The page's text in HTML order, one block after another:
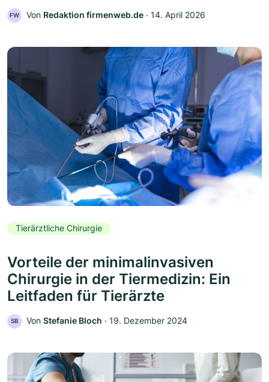
FW Von Redaktion firmenweb.de ‧ 14. April 2026
Tierärztliche Chirurgie
Vorteile der minimalinvasiven
Chirurgie in der Tiermedizin: Ein
Leitfaden für Tierärzte
SB Von Stefanie Bloch ‧ 19. Dezember 2024